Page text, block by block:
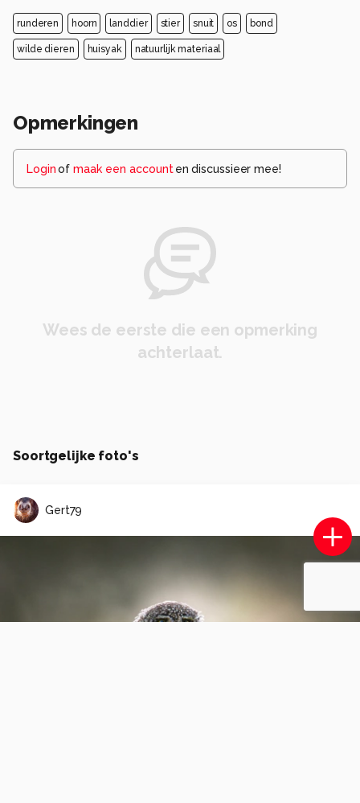
runderen hoorn landdier stier snuit os bond
wilde dieren huisyak natuurlijk materiaal
Opmerkingen
Loginof maak een account en discussieer mee!
Wees de eerste die een opmerking
achterlaat.
Soortgelijke foto's
Gert79